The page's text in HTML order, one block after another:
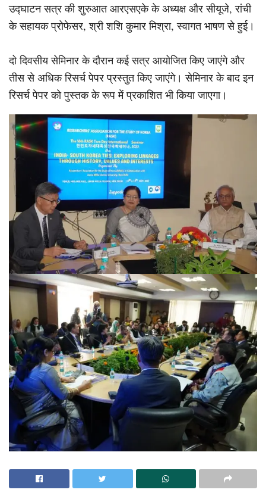
उद्घाटन सत्र की शुरुआत आरएसएके के अध्यक्ष और सीयूजे, रांची
के सहायक प्रोफेसर, श्री शशि कुमार मिश्रा, स्वागत भाषण से हुई।
दो दिवसीय सेमिनार के दौरान कई सत्र आयोजित किए जाएंगे और
तीस से अधिक रिसर्च पेपर प्रस्तुत किए जाएंगे। सेमिनार के बाद इन
रिसर्च पेपर को पुस्तक के रूप में प्रकाशित भी किया जाएगा।